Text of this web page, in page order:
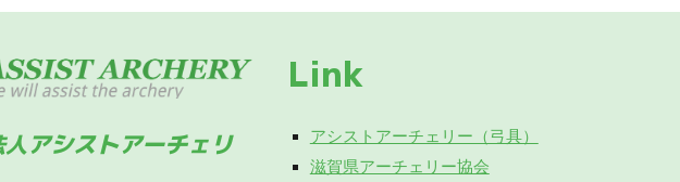
アシストアーチェリ
Link
アシストアーチェリー（弓具）
滋賀県アーチェリー協会